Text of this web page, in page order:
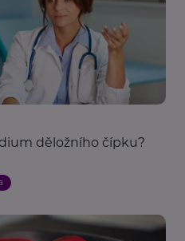
děložního čípku?